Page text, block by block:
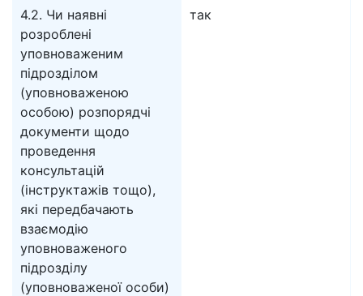
4.2. Чи наявні
розроблені
уповноваженим
підрозділом
(уповноваженою
особою) розпорядчі
документи щодо
проведення
консультацій
(інструктажів тощо),
які передбачають
взаємодію
уповноваженого
підрозділу
(уповноваженої особи)
так